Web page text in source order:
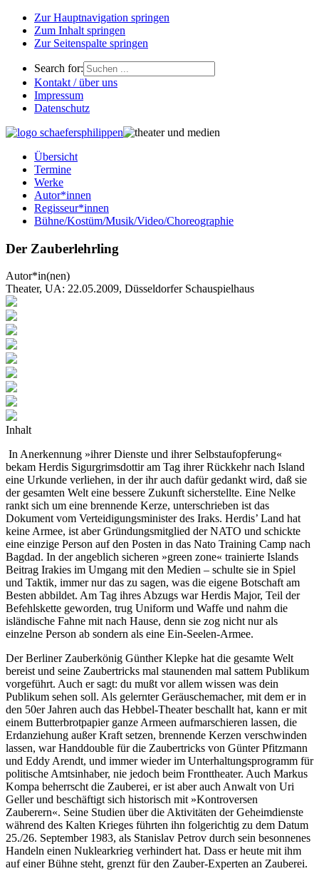
Zur Hauptnavigation springen
Zum Inhalt springen
Zur Seitenspalte springen
Search for:
Kontakt / über uns
Impressum
Datenschutz
Übersicht
Termine
Werke
Autor*innen
Regisseur*innen
Bühne/Kostüm/Musik/Video/Choreographie
Der Zauberlehrling
Autor*in(nen)
Theater, UA: 22.05.2009, Düsseldorfer Schauspielhaus
Inhalt
In Anerkennung »ihrer Dienste und ihrer Selbstaufopferung«
bekam Herdis Sigurgrimsdottir am Tag ihrer Rückkehr nach Island
eine Urkunde verliehen, in der ihr auch dafür gedankt wird, daß sie
der gesamten Welt eine bessere Zukunft sicherstellte. Eine Nelke
rankt sich um eine brennende Kerze, unterschrieben ist das
Dokument vom Verteidigungsminister des Iraks. Herdis’ Land hat
keine Armee, ist aber Gründungsmitglied der NATO und schickte
eine einzige Person auf den Posten in das Nato Training Camp nach
Bagdad. In der angeblich sicheren »green zone« trainierte Islands
Beitrag Irakies im Umgang mit den Medien – schulte sie in Spiel
und Taktik, immer nur das zu sagen, was die eigene Botschaft am
Besten abbildet. Am Tag ihres Abzugs war Herdis Major, Teil der
Befehlskette geworden, trug Uniform und Waffe und nahm die
isländische Fahne mit nach Hause, denn sie zog nicht nur als
einzelne Person ab sondern als eine Ein-Seelen-Armee.
Der Berliner Zauberkönig Günther Klepke hat die gesamte Welt
bereist und seine Zaubertricks mal staunenden mal sattem Publikum
vorgeführt. Auch er sagt: du mußt vor allem wissen was dein
Publikum sehen soll. Als gelernter Geräuschemacher, mit dem er in
den 50er Jahren auch das Hebbel-Theater beschallt hat, kann er mit
einem Butterbrotpapier ganze Armeen aufmarschieren lassen, die
Erdanziehung außer Kraft setzen, brennende Kerzen verschwinden
lassen, war Handdouble für die Zaubertricks von Günter Pfitzmann
und Eddy Arendt, und immer wieder im Unterhaltungsprogramm für
politische Amtsinhaber, nie jedoch beim Fronttheater. Auch Markus
Kompa beherrscht die Zauberei, er ist aber auch Anwalt von Uri
Geller und beschäftigt sich historisch mit »Kontroversen
Zauberern«. Seine Studien über die Aktivitäten der Geheimdienste
während des Kalten Krieges führten ihn folgerichtig zu dem Datum
25./26. September 1983, als Stanislav Petrov durch sein besonnenes
Handeln einen Nuklearkrieg verhindert hat. Dass er heute mit ihm
auf einer Bühne steht, grenzt für den Zauber-Experten an Zauberei.